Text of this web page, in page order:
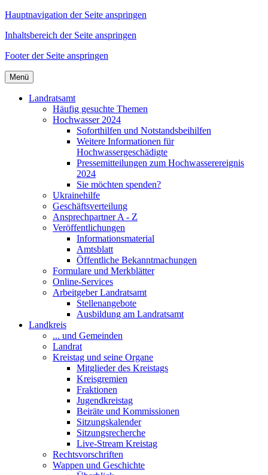
Hauptnavigation der Seite anspringen
Inhaltsbereich der Seite anspringen
Footer der Seite anspringen
Menü
Landratsamt
Häufig gesuchte Themen
Hochwasser 2024
Soforthilfen und Notstandsbeihilfen
Weitere Informationen für
Hochwassergeschädigte
Pressemitteilungen zum Hochwasserereignis
2024
Sie möchten spenden?
Ukrainehilfe
Geschäftsverteilung
Ansprechpartner A - Z
Veröffentlichungen
Informationsmaterial
Amtsblatt
Öffentliche Bekanntmachungen
Formulare und Merkblätter
Online-Services
Arbeitgeber Landratsamt
Stellenangebote
Ausbildung am Landratsamt
Landkreis
... und Gemeinden
Landrat
Kreistag und seine Organe
Mitglieder des Kreistags
Kreisgremien
Fraktionen
Jugendkreistag
Beiräte und Kommissionen
Sitzungskalender
Sitzungsrecherche
Live-Stream Kreistag
Rechtsvorschriften
Wappen und Geschichte